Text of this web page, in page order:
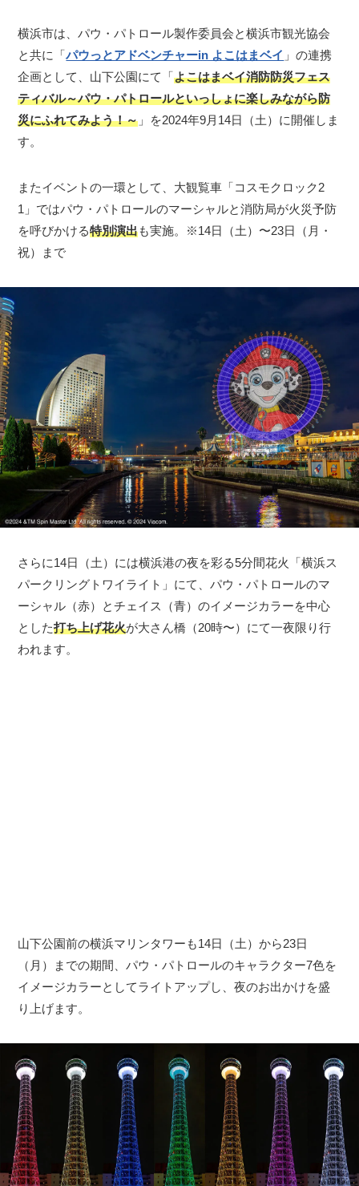
横浜市は、パウ・パトロール製作委員会と横浜市観光協会
と共に「パウっとアドベンチャーin よこはまベイ 」の連携
企画として、山下公園にて「よこはまベイ消防防災フェス
ティバル～パウ・パトロールといっしょに楽しみながら防
災にふれてみよう！～ 」を2024年9月14日（土）に開催しま
す。
またイベントの一環として、大観覧車「コスモクロック2
1」ではパウ・パトロールのマーシャルと消防局が⽕災予防
を呼びかける特別演出も実施。※14日（土）〜23日（月・
祝）まで
さらに14日（土）には横浜港の夜を彩る5分間花⽕「横浜ス
パークリングトワイライト」にて、パウ・パトロールのマ
ーシャル（赤）とチェイス（青）のイメージカラーを中心
とした打ち上げ花火が大さん橋（20時〜）にて一夜限り行
われます。
山下公園前の横浜マリンタワーも14日（土）から23日
（月）までの期間、パウ・パトロールのキャラクター7色を
イメージカラーとしてライトアップし、夜のお出かけを盛
り上げます。